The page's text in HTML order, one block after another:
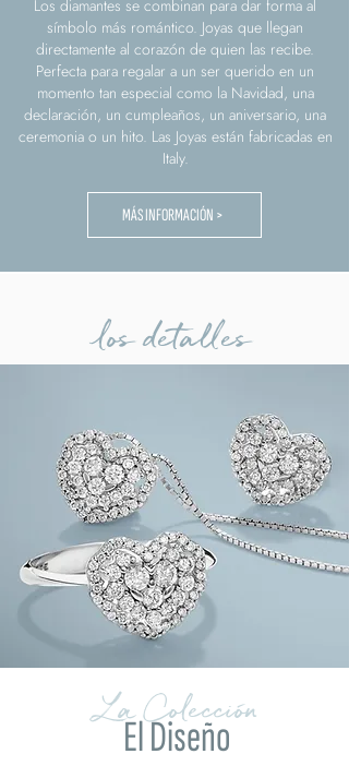
Los diamantes se combinan para dar forma al
símbolo más romántico. Joyas que llegan
directamente al corazón de quien las recibe.
Perfecta para regalar a un ser querido en un
momento tan especial como la Navidad, una
declaración, un cumpleaños, un aniversario, una
ceremonia o un hito. Las Joyas están fabricadas en
Italy.
MÁS INFORMACIÓN >
los detalles
La Colección
El Diseño